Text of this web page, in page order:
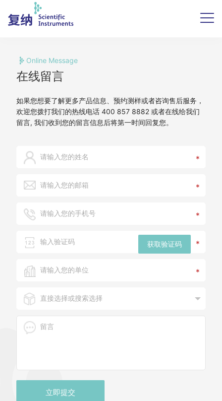
Online Message
在线留言
如果您想要了解更多产品信息、预约测样或者咨询售后服务，
欢迎您拨打我们的热线电话 400 857 8882 或者在线给我们
留言, 我们收到您的留言信息后将第一时间回复您。
*
*
*
*
获取验证码
*
立即提交